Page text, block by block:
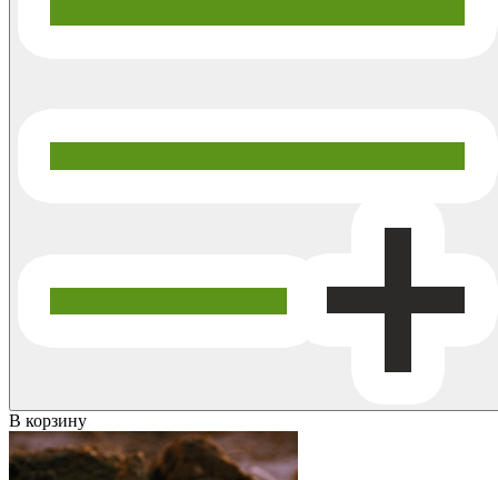
В корзину